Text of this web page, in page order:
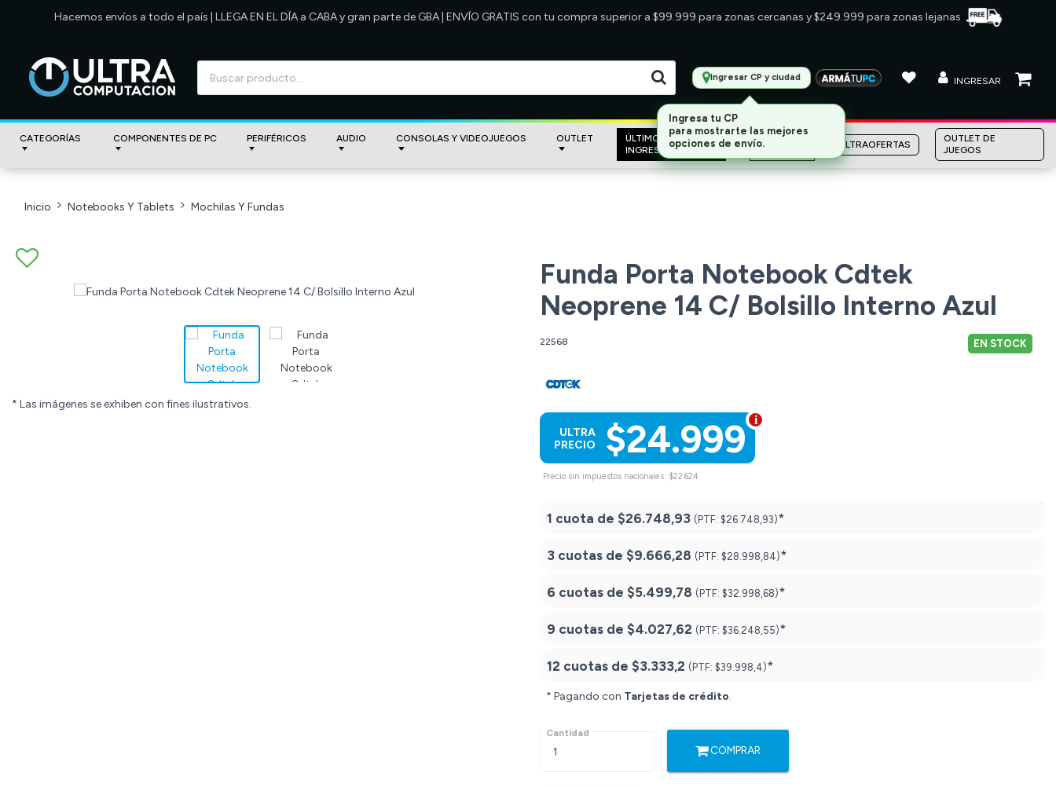
Hacemos envíos a todo el país | LLEGA EN EL DÍA a CABA y gran parte de GBA | ENVÍO GRATIS con tu compra superior a $99.999 para zonas cercanas y $249.999 para zonas lejanas
Ingresar CP y ciudad INGRESAR
CATEGORÍAS COMPONENTES DE PC PERIFÉRICOS AUDIO CONSOLAS Y VIDEOJUEGOS OUTLET
ÚLTIMOS
INGRESOS
MARCAS
ULTRAOFERTAS
OUTLET DE
JUEGOS
Inicio Notebooks Y Tablets Mochilas Y Fundas
* Las imágenes se exhiben con fines ilustrativos.
Funda Porta Notebook Cdtek
Neoprene 14 C/ Bolsillo Interno Azul
22568 EN STOCK
$24.999
ULTRA
PRECIO
Precio sin impuestos nacionales: $22.624
1 cuota de $26.748,93 (PTF: $26.748,93)*
3 cuotas de $9.666,28 (PTF: $28.998,84)*
6 cuotas de $5.499,78 (PTF: $32.998,68)*
9 cuotas de $4.027,62 (PTF: $36.248,55)*
12 cuotas de $3.333,2 (PTF: $39.998,4)*
* Pagando con Tarjetas de crédito.
Cantidad
COMPRAR